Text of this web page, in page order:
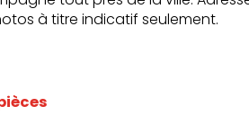
à titre indicatif seulement.